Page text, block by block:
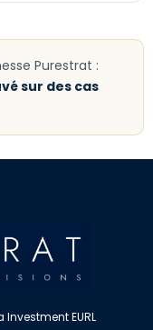
Purestrat :
sur des cas
EURL